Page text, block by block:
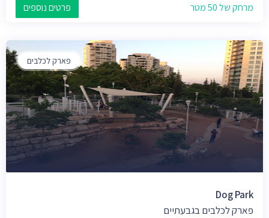
מרחק של 50 מטר פרטים נוספים
פארק לכלבים
Dog Park
פארק לכלבים בגבעתיים